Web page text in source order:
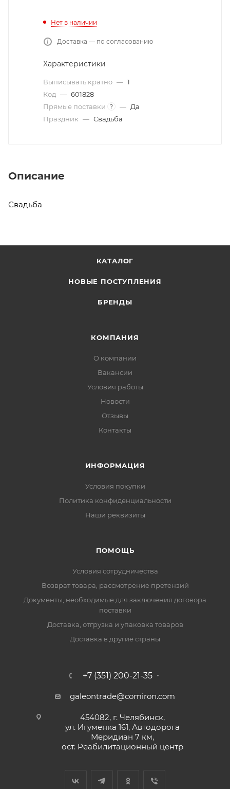
Нет в наличии
Доставка — по согласованию
Характеристики
Выписывать кратно — 1
Код — 601828
Прямые поставки
? — Да
Праздник — Свадьба
Описание
Свадьба
КАТАЛОГ
НОВЫЕ ПОСТУПЛЕНИЯ
БРЕНДЫ
КОМПАНИЯ
О компании
Вакансии
Условия работы
Новости
Отзывы
Контакты
ИНФОРМАЦИЯ
Условия покупки
Политика конфиденциальности
Наши реквизиты
ПОМОЩЬ
Условия сотрудничества
Возврат товара, рассмотрение претензий
Документы, необходимые для заключения договора
поставки
Доставка, отгрузка и упаковка товаров
Доставка в другие страны
+7 (351) 200-21-35
galeontrade@comiron.com
454082, г. Челябинск,
ул. Игуменка 161, Автодорога
Меридиан 7 км,
ост. Реабилитационный центр